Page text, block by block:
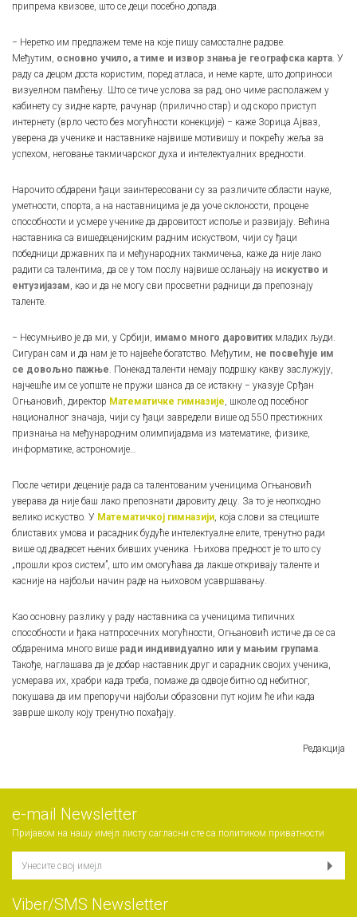
припрема квизове, што се деци посебно допада.
− Неретко им предлажем теме на које пишу самосталне радове.
Међутим, основно учило, а тиме и извор знања је географска карта. У
раду са децом доста користим, поред атласа, и неме карте, што доприноси
визуелном памћењу. Што се тиче услова за рад, оно чиме располажем у
кабинету су зидне карте, рачунар (прилично стар) и од скоро приступ
интернету (врло често без могућности конекције) − каже Зорица Ајваз,
уверена да ученике и наставнике највише мотивишу и покрећу жеља за
успехом, неговање такмичарског духа и интелектуалних вредности.
Нарочито обдарени ђаци заинтересовани су за различите области науке,
уметности, спорта, а на наставницима је да уоче склоности, процене
способности и усмере ученике да даровитост испоље и развијају. Већина
наставника са вишедеценијским радним искуством, чији су ђаци
победници државних па и међународних такмичења, каже да није лако
радити са талентима, да се у том послу највише ослањају на искуство и
ентузијазам, као и да не могу сви просветни радници да препознају
таленте.
− Несумњиво је да ми, у Србији, имамо много даровитих младих људи.
Сигуран сам и да нам је то највеће богатство. Међутим, не посвећује им
се довољно пажње. Понекад таленти немају подршку какву заслужују,
најчешће им се уопште не пружи шанса да се истакну − указује Срђан
Огњановић, директор Математичке гимназије, школе од посебног
националног значаја, чији су ђаци завредели више од 550 престижних
признања на међународним олимпијадама из математике, физике,
информатике, астрономије…
После четири деценије рада са талентованим ученицима Огњановић
уверава да није баш лако препознати даровиту децу. За то је неопходно
велико искуство. У Математичкој гимназији, која слови за стециште
блиставих умова и расадник будуће интелектуалне елите, тренутно ради
више од двадесет њених бивших ученика. Њихова предност је то што су
„прошли кроз систем”, што им омогућава да лакше откривају таленте и
касније на најбољи начин раде на њиховом усавршавању.
Као основну разлику у раду наставника са ученицима типичних
способности и ђака натпросечних могућности, Огњановић истиче да се са
обдаренима много више ради индивидуално или у мањим групама.
Такође, наглашава да је добар наставник друг и сарадник својих ученика,
усмерава их, храбри када треба, помаже да одвоје битно од небитног,
покушава да им препоручи најбољи образовни пут којим ће ићи када
заврше школу коју тренутно похађају.
Редакција
е-mail Newsletter
Пријавом на нашу имејл листу сагласни сте са политиком приватности
Viber/SMS Newsletter